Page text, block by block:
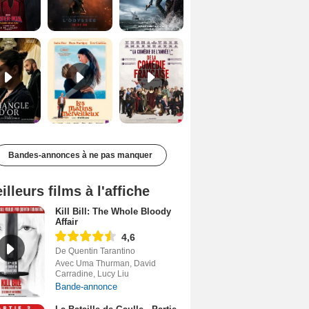
Les Matins merveilleux Bande-annonce VF De la Comédie-Française Teaser VF
Bandes-annonces à ne pas manquer
films à l'affiche
Kill Bill: The Whole Bloody
Affair
4,6
De Quentin Tarantino
Avec Uma Thurman, David
Carradine, Lucy Liu
Bande-annonce